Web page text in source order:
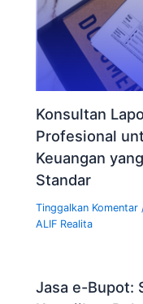
Konsultan
Profesional
Keuangan
Standar
Tinggalkan Komentar
ALIF Realita
Jasa e-Bupot: